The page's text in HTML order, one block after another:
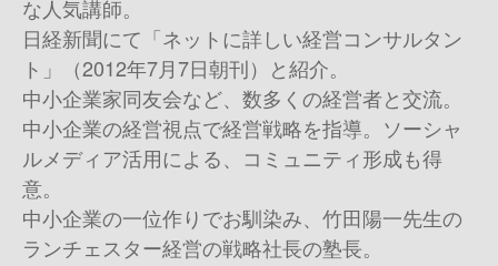
な人気講師。
日経新聞にて「ネットに詳しい経営コンサルタン
ト」（2012年7月7日朝刊）と紹介。
中小企業家同友会など、数多くの経営者と交流。
中小企業の経営視点で経営戦略を指導。ソーシャ
ルメディア活用による、コミュニティ形成も得
意。
中小企業の一位作りでお馴染み、竹田陽一先生の
ランチェスター経営の戦略社長の塾長。